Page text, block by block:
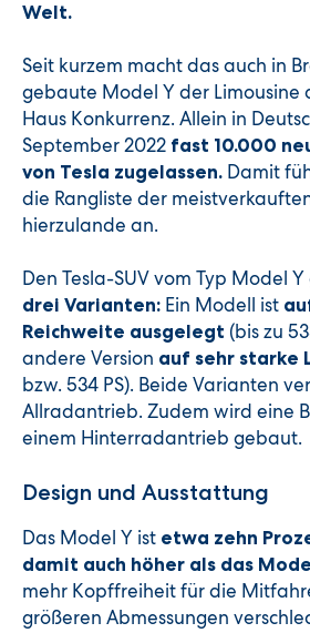
Welt.
Seit kurzem macht das auch in
gebaute Model Y der Limousine
Haus Konkurrenz. Allein in
September 2022 fast 10.000
von Tesla zugelassen. Damit
die Rangliste der
hierzulande an.
Den Tesla-SUV vom Typ Model
drei Varianten: Ein Modell ist
Reichweite ausgelegt (bis zu
andere Version auf sehr starke
bzw. 534 PS). Beide Varianten
Allradantrieb. Zudem wird eine
einem Hinterradantrieb gebaut.
Design und Ausstattung
Das Model Y ist etwa zehn
damit auch höher als das
mehr Kopffreiheit für die
größeren Abmessungen